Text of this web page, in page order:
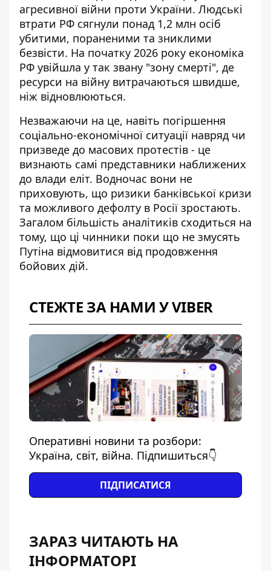
агресивної війни проти України. Людські
втрати РФ сягнули понад 1,2 млн осіб
убитими, пораненими та зниклими
безвісти. На початку 2026 року економіка
РФ увійшла у так звану "зону смерті", де
ресурси на війну витрачаються швидше,
ніж відновлюються.
Незважаючи на це, навіть погіршення
соціально-економічної ситуації навряд чи
призведе до масових протестів - це
визнають самі представники наближених
до влади еліт. Водночас вони не
приховують, що ризики банківської кризи
та можливого дефолту в Росії зростають.
Загалом більшість аналітиків сходиться на
тому, що ці чинники поки що не змусять
Путіна відмовитися від продовження
бойових дій.
СТЕЖТЕ ЗА НАМИ У VIBER
Оперативні новини та розбори:
Україна, світ, війна. Підпишиться👇
ПІДПИСАТИСЯ
ЗАРАЗ ЧИТАЮТЬ НА
ІНФОРМАТОРІ